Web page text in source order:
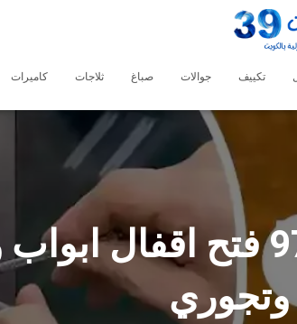
تكييف جوالات صباغ ثلاجات كاميرات
فتح اقفال البر 97477575 فتح اقفال